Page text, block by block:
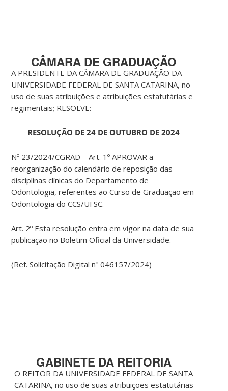
CÂMARA DE GRADUAÇÃO
A PRESIDENTE DA CÂMARA DE GRADUAÇÃO DA
UNIVERSIDADE FEDERAL DE SANTA CATARINA, no
uso de suas atribuições e atribuições estatutárias e
regimentais; RESOLVE:
RESOLUÇÃO DE 24 DE OUTUBRO DE 2024
Nº 23/2024/CGRAD – Art. 1º APROVAR a
reorganização do calendário de reposição das
disciplinas clínicas do Departamento de
Odontologia, referentes ao Curso de Graduação em
Odontologia do CCS/UFSC.
Art. 2º Esta resolução entra em vigor na data de sua
publicação no Boletim Oficial da Universidade.
(Ref. Solicitação Digital nº 046157/2024)
GABINETE DA REITORIA
O REITOR DA UNIVERSIDADE FEDERAL DE SANTA
CATARINA, no uso de suas atribuições estatutárias